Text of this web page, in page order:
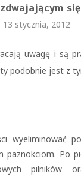
13 stycznia, 2012
uwagę i są
podobnie jest z
wyeliminować
paznokciom. Po
pilników